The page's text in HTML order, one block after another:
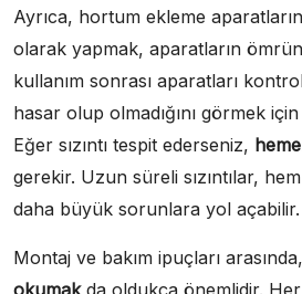
Ayrıca, hortum ekleme
olarak yapmak, aparatların
kullanım sonrası aparatları
hasar olup olmadığını görmek için
Eğer sızıntı tespit ederseniz,
gerekir. Uzun süreli sızıntılar,
daha büyük sorunlara yol açabilir.
Montaj ve bakım ipuçları arasında,